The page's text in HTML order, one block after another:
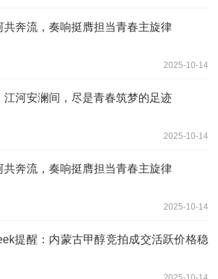
共奔流，奏响挺膺担当青春主旋律
2025-10-14
江河安澜间，尽是青春筑梦的足迹
2025-10-14
共奔流，奏响挺膺担当青春主旋律
2025-10-14
提醒：内蒙古甲醇竞拍成交活跃价格稳